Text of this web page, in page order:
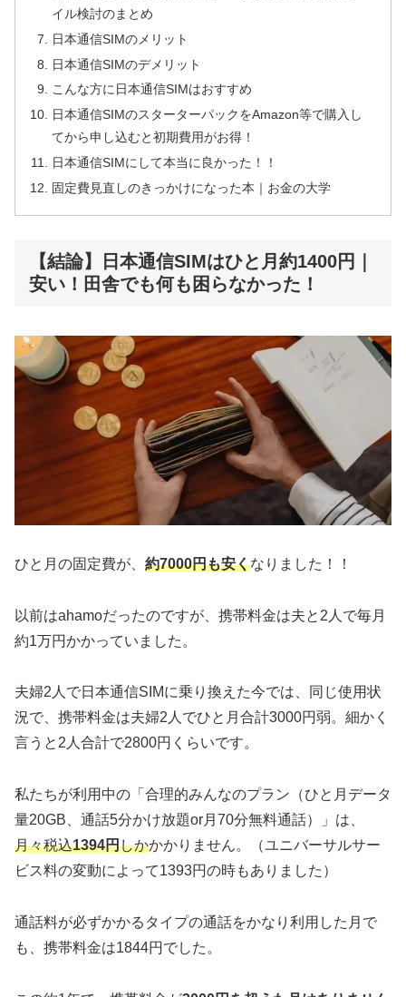
イル検討のまとめ
日本通信SIMのメリット
日本通信SIMのデメリット
こんな方に日本通信SIMはおすすめ
日本通信SIMのスターターパックをAmazon等で購入し
てから申し込むと初期費用がお得！
日本通信SIMにして本当に良かった！！
固定費見直しのきっかけになった本｜お金の大学
【結論】日本通信SIMはひと月約1400円｜
安い！田舎でも何も困らなかった！
ひと月の固定費が、 約7000円も安くなりました！！
以前はahamoだったのですが、携帯料金は夫と2人で毎月
約1万円かかっていました。
夫婦2人で日本通信SIMに乗り換えた今では、同じ使用状
況で、携帯料金は夫婦2人でひと月合計3000円弱。細かく
言うと2人合計で2800円くらいです。
私たちが利用中の「合理的みんなのプラン（ひと月データ
量20GB、通話5分かけ放題or月70分無料通話）」は、
月々税込1394円しかかかりません。（ユニバーサルサー
ビス料の変動によって1393円の時もありました）
通話料が必ずかかるタイプの通話をかなり利用した月で
も、携帯料金は1844円でした。